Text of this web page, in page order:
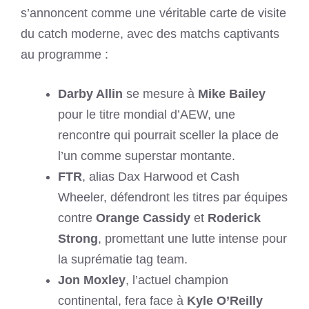
s’annoncent comme une véritable carte de visite
du catch moderne, avec des matchs captivants
au programme :
Darby Allin se mesure à Mike Bailey
pour le titre mondial d’AEW, une
rencontre qui pourrait sceller la place de
l’un comme superstar montante.
FTR, alias Dax Harwood et Cash
Wheeler, défendront les titres par équipes
contre Orange Cassidy et Roderick
Strong, promettant une lutte intense pour
la suprématie tag team.
Jon Moxley, l’actuel champion
continental, fera face à Kyle O’Reilly